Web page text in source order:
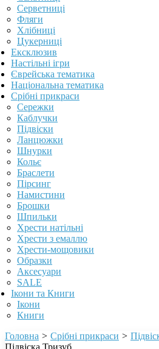
Серветниці
Фляги
Хлібниці
Цукерниці
Ексклюзив
Настільні ігри
Єврейська тематика
Національна тематика
Срібні прикраси
Сережки
Каблучки
Підвіски
Ланцюжки
Шнурки
Кольє
Браслети
Пірсинг
Намистини
Брошки
Шпильки
Хрести натільні
Хрести з емаллю
Хрести-мощовики
Образки
Аксесуари
SALE
Ікони та Книги
Ікони
Книги
Головна > Срібні прикраси >
Підвіска Тризуб